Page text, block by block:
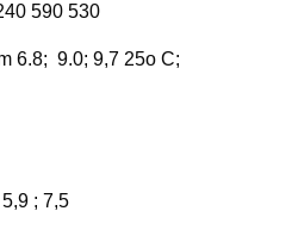
590 530
6.8; 9.0; 9,7 25o C;
; 7,5